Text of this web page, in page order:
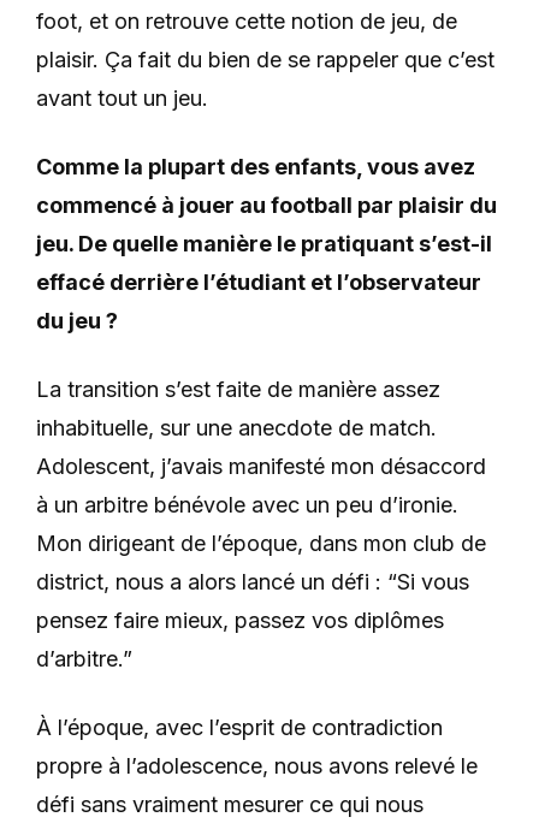
foot, et on retrouve cette notion de jeu, de
plaisir. Ça fait du bien de se rappeler que c’est
avant tout un jeu.
Comme la plupart des enfants, vous avez
commencé à jouer au football par plaisir du
jeu. De quelle manière le pratiquant s’est-il
effacé derrière l’étudiant et l’observateur
du jeu ?
La transition s’est faite de manière assez
inhabituelle, sur une anecdote de match.
Adolescent, j’avais manifesté mon désaccord
à un arbitre bénévole avec un peu d’ironie.
Mon dirigeant de l’époque, dans mon club de
district, nous a alors lancé un défi : “Si vous
pensez faire mieux, passez vos diplômes
d’arbitre.”
À l’époque, avec l’esprit de contradiction
propre à l’adolescence, nous avons relevé le
défi sans vraiment mesurer ce qui nous